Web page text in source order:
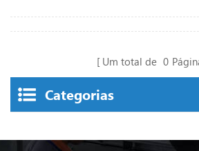
Um total de 0
Categorias